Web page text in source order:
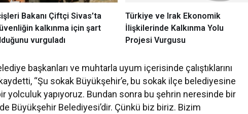
Bakanı Çiftçi Sivas’ta
kalkınma için şart
vurguladı
Türkiye ve Irak Ekonomik
İlişkilerinde Kalkınma Yolu
Projesi Vurgusu
başkanları ve muhtarla uyum içerisinde çalıştıklarını
“Şu sokak Büyükşehir’e, bu sokak ilçe belediyesine
yolculuk yapıyoruz. Bundan sonra bu şehrin neresinde bir
Büyükşehir Belediyesi’dir. Çünkü biz biriz. Bizim